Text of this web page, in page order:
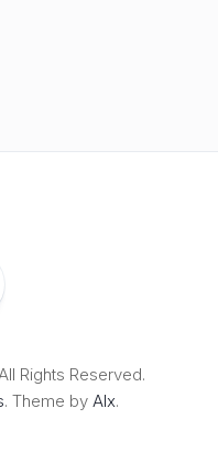
Rights Reserved.
. Theme by Alx.